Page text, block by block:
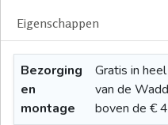
Eigenschappen
Bezorging
en
montage
Gratis in
van de
boven de €